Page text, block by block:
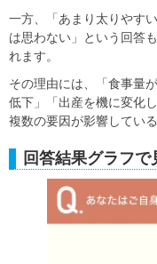
一方、「あまり太りやす
は思わない」という回答
れます。
その理由には、「食事量
低下」「出産を機に変化
複数の要因が影響してい
回答結果グラフ